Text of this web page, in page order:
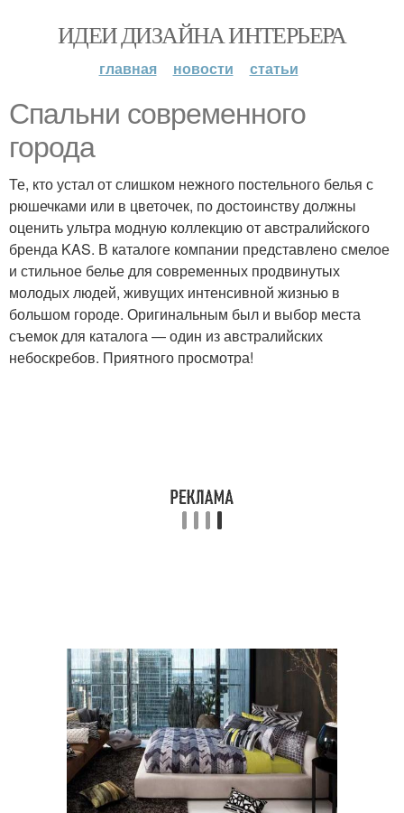
ИДЕИ ДИЗАЙНА ИНТЕРЬЕРА
главная новости статьи
Спальни современного
города
Те, кто устал от слишком нежного постельного белья с
рюшечками или в цветочек, по достоинству должны
оценить ультра модную коллекцию от авcтралийcкого
бренда KAS. В каталоге компании представлено смелое
и стильное белье для современных продвинутых
молодых людей, живущих интенсивной жизнью в
большом городе. Оригинальным был и выбор места
съемок для каталога — один из австралийских
небоскребов. Приятного просмотра!